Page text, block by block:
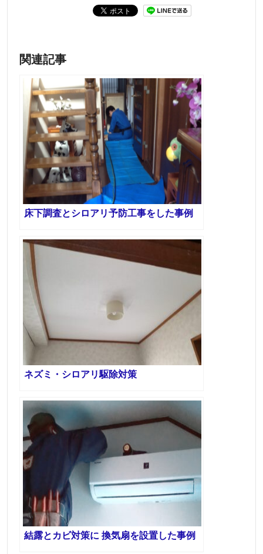
関連記事
床下調査とシロアリ予防工事をした事例
ネズミ・シロアリ駆除対策
結露とカビ対策に 換気扇を設置した事例